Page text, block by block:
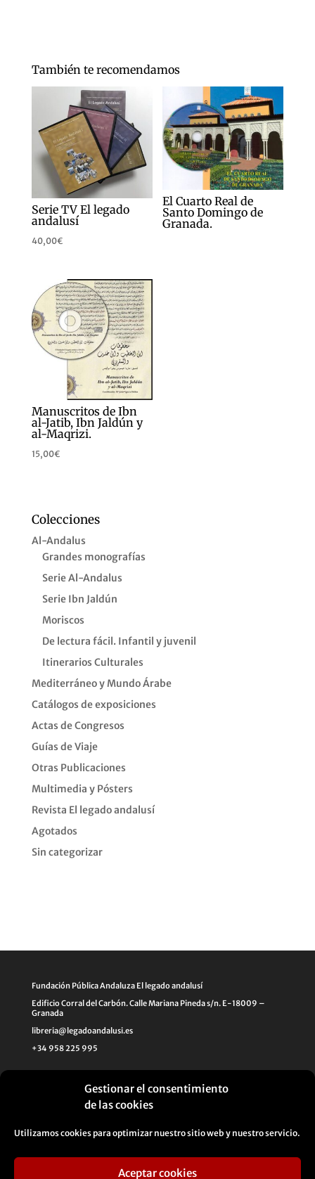
Gestionar el consentimiento
de las cookies
Utilizamos cookies para optimizar nuestro sitio web y nuestro servicio.
Aceptar cookies
También te recomendamos
Serie TV El legado
andalusí
40,00€
El Cuarto Real de
Santo Domingo de
Granada.
Manuscritos de Ibn
al-Jatib, Ibn Jaldún y
al-Maqrizi.
15,00€
Colecciones
Al-Andalus
Grandes monografías
Serie Al-Andalus
Serie Ibn Jaldún
Moriscos
De lectura fácil. Infantil y juvenil
Itinerarios Culturales
Mediterráneo y Mundo Árabe
Catálogos de exposiciones
Actas de Congresos
Guías de Viaje
Otras Publicaciones
Multimedia y Pósters
Revista El legado andalusí
Agotados
Sin categorizar
Fundación Pública Andaluza El legado andalusí
Edificio Corral del Carbón. Calle Mariana Pineda s/n. E-18009 –
Granada
libreria@legadoandalusi.es
+34 958 225 995